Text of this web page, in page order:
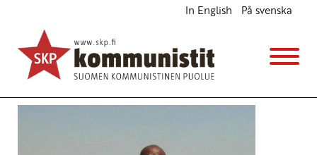
In English På svenska
Tampereelle vappupuhuja Etelä-Afrikasta
Ajankohtaista
25.4.2014 - 15:06